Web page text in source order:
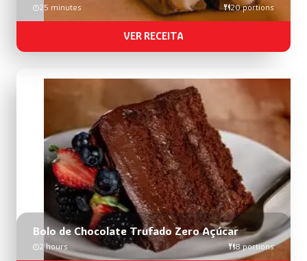
25 minutes 20 portions
VER RECEITA
Bolo de Chocolate Trufado Zero Açúcar
2 hours 8 portions